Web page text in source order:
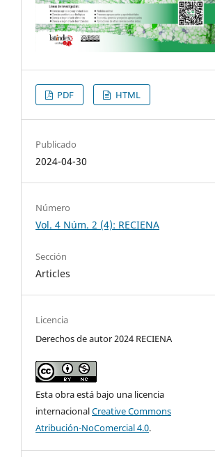
PDF HTML
Publicado
2024-04-30
Número
Vol. 4 Núm. 2 (4): RECIENA
Sección
Articles
Licencia
Derechos de autor 2024 RECIENA
Esta obra está bajo una licencia
internacionalCreative Commons
Atribución-NoComercial 4.0.